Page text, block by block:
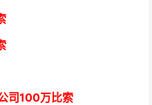
司100万比索